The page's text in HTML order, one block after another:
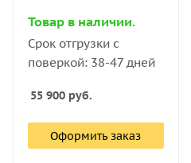
Товар в наличии.
Срок отгрузки с
поверкой: 38-47 дней
55 900 руб.
Оформить заказ